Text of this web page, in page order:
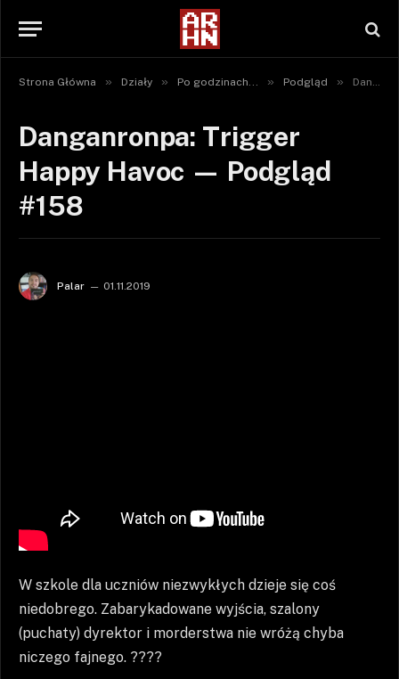
Strona Główna » Działy » Po godzinach... » Podgląd » Danganronpa: Trigger Happy Havoc — Podgląd #158
Danganronpa: Trigger
Happy Havoc — Podgląd
#158
Palar 01.11.2019
W szkole dla uczniów niezwykłych dzieje się coś
niedobrego. Zabarykadowane wyjścia, szalony
(puchaty) dyrektor i morderstwa nie wróżą chyba
niczego fajnego. ????